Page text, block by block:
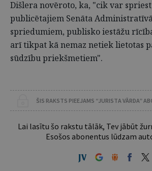
Dišlera novēroto, ka, "cik var
publicētajiem Senāta
spriedumiem, publisko iestāžu
arī tikpat kā nemaz netiek lietotas
sūdzību priekšmetiem".
ŠIS RAKSTS PIEEJAMS “JURISTA VĀRDA”
Lai lasītu šo rakstu tālāk, Tev jābūt
Esošos abonentus lūdzam